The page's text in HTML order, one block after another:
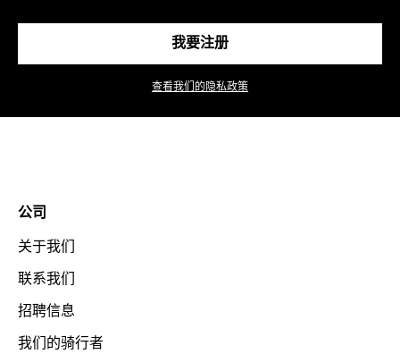
我要注册
查看我们的隐私政策
公司
关于我们
联系我们
招聘信息
我们的骑行者